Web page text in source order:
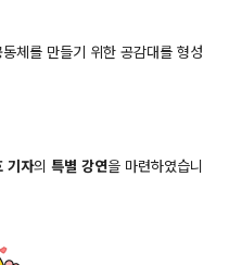
체를 만들기 위한 공감대를 형성
기자의 특별 강연을 마련하였습니